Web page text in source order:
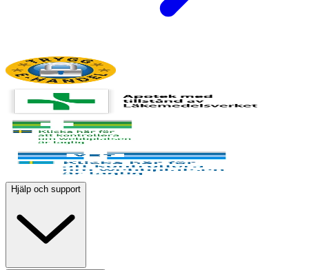
Hjälp och support